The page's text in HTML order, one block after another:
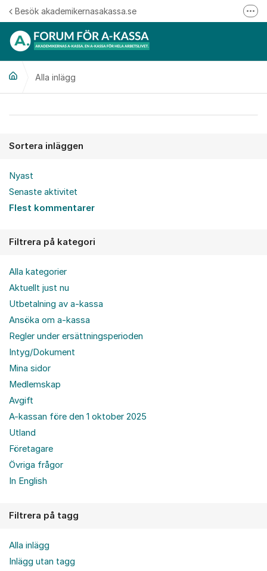
Hoppa till innehåll
Besök akademikernasakassa.se
Alla inlägg
Sortera inläggen
Nyast
Senaste aktivitet
Flest kommentarer
Filtrera på kategori
Alla kategorier
Aktuellt just nu
Utbetalning av a-kassa
Ansöka om a-kassa
Regler under ersättningsperioden
Intyg/Dokument
Mina sidor
Medlemskap
Avgift
A-kassan före den 1 oktober 2025
Utland
Företagare
Övriga frågor
In English
Filtrera på tagg
Alla inlägg
Inlägg utan tagg